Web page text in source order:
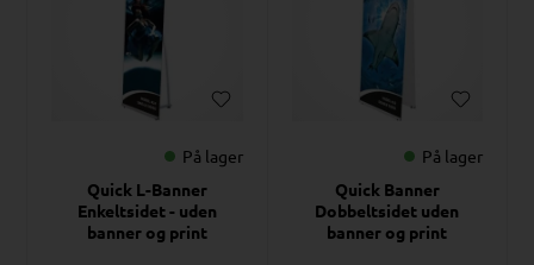
På lager
Quick L-Banner
Enkeltsidet - uden
banner og print
På lager
Quick Banner
Dobbeltsidet uden
banner og print